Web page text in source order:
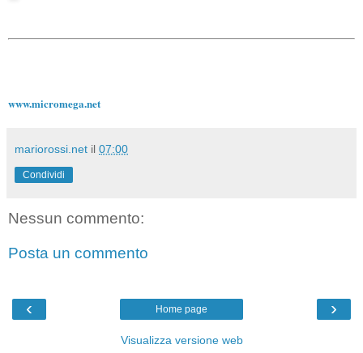
www.micromega.net
mariorossi.net il 07:00
Condividi
Nessun commento:
Posta un commento
‹ ›
Home page
Visualizza versione web